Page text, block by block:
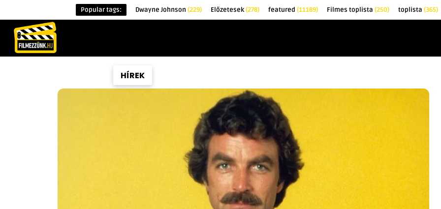
Popular tags: Dwayne Johnson (229) Előzetesek(278) featured (11189) Filmes toplista (250) toplista (365)
HÍREK